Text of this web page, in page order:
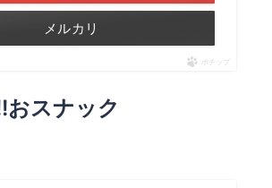
メルカリ
ポチップ
おスナック